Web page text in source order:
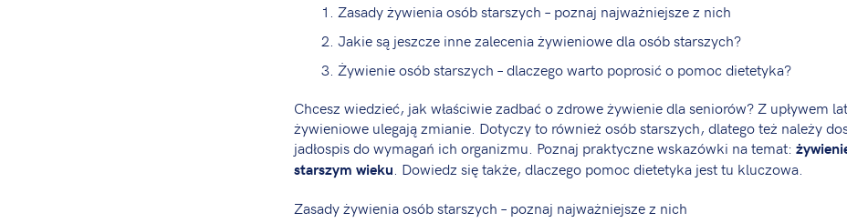
Zasady żywienia osób starszych – poznaj najważniejsze z nich
Jakie są jeszcze inne zalecenia żywieniowe dla osób starszych?
Żywienie osób starszych – dlaczego warto poprosić o pomoc dietetyka?
Chcesz wiedzieć, jak właściwie zadbać o zdrowe żywienie dla seniorów? Z upływem
żywieniowe ulegają zmianie. Dotyczy to również osób starszych, dlatego też należy
jadłospis do wymagań ich organizmu. Poznaj praktyczne wskazówki na temat:
starszym wieku . Dowiedz się także, dlaczego pomoc dietetyka jest tu kluczowa.
Zasady żywienia osób starszych – poznaj najważniejsze z nich